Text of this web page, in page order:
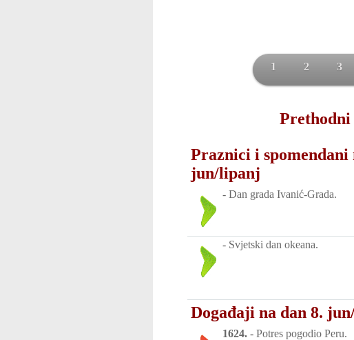
1 2 3
Prethodni
Praznici i spomendani
jun/lipanj
- Dan grada Ivanić-Grada.
- Svjetski dan okeana.
Događaji na dan 8.
1624. - Potres pogodio Peru.